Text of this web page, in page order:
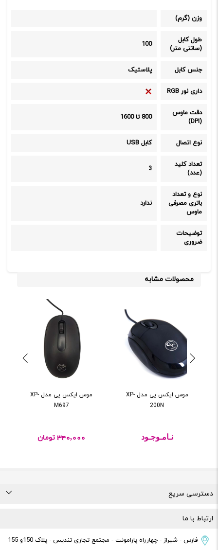
وزن (گرم)
طول کابل
(سانتی متر)
100
جنس کابل پلاستیک
داری نور RGB
دقت ماوس
(DPI)
800 تا 1600
نوع اتصال کابل USB
تعداد کلید
(عدد)
3
نوع و تعداد
باتری مصرفی
ماوس
ندارد
توضیحات
ضروری
محصولات مشابه
موس ايکس پی مدل XP-
200N
نـامـوجـود
موس ايکس پی مدل XP-
M697
340,000 تومان
دسترسی سریع
درباره ما
راهنمای خرید
قوانین و مقررات
تماس با ما
ارتباط با ما
فارس - شیراز - چهارراه پارامونت - مجتمع تجاری تندیس - پلاک 150و 155